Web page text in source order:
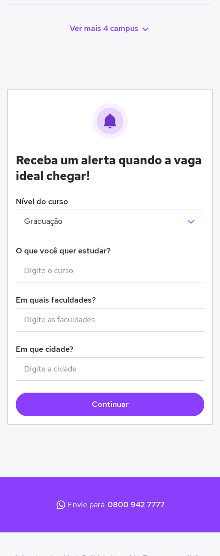
Ver mais 4 campus
Receba um alerta quando a vaga
ideal chegar!
Nível do curso
O que você quer estudar?
Em quais faculdades?
Em que cidade?
Continuar
Envie para 0800 942 7777